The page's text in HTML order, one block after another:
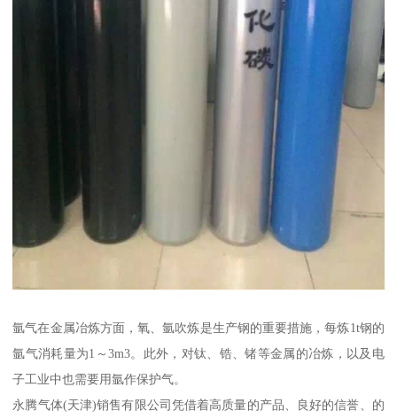
氩气在金属冶炼方面，氧、氩吹炼是生产钢的重要措施，每炼1t钢的
氩气消耗量为1～3m3。此外，对钛、锆、锗等金属的冶炼，以及电
子工业中也需要用氩作保护气。
永腾气体(天津)销售有限公司凭借着高质量的产品、良好的信誉、的